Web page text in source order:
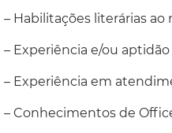
– Habilitações literárias ao
– Experiência e/ou
– Experiência em
– Conhecimentos de